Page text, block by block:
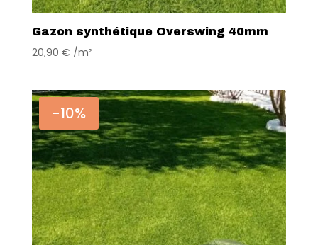
Gazon synthétique Overswing 40mm
20,90 € /m²
-10%